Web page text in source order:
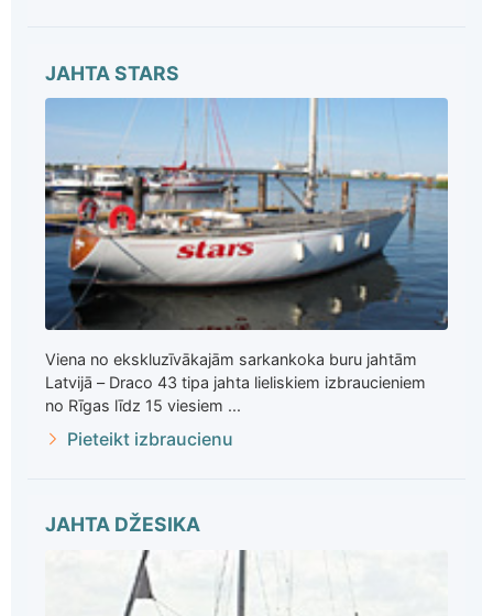
JAHTA STARS
Viena no ekskluzīvākajām sarkankoka buru jahtām
Latvijā – Draco 43 tipa jahta lieliskiem izbraucieniem
no Rīgas līdz 15 viesiem ...
Pieteikt izbraucienu
JAHTA DŽESIKA